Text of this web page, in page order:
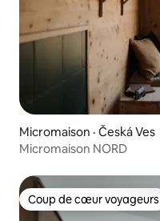
Micromaison · Česká Ves
Micromaison NORD
Coup de cœur voyageurs
Coup de cœur voyageurs